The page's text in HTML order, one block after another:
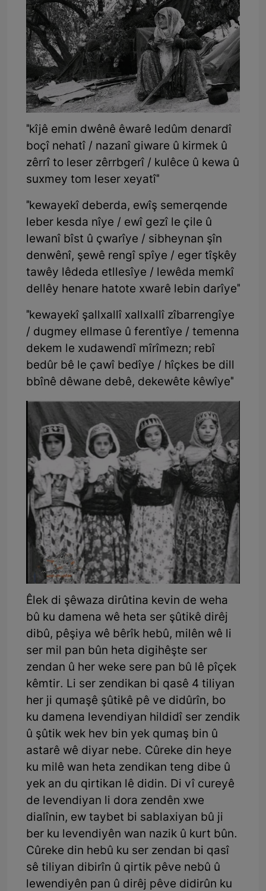
"kîjê emin dwênê êwarê ledûm denardî
boçî nehatî / nazanî giware û kirmek û
zêrrî to leser zêrrbgerî / kulêce û kewa û
suxmey tom leser xeyatî"
"kewayekî deberda, ewîş semerqende
leber kes­da nîye / ewî gezî le çile û
lewanî bîst û çwarîye / sibheynan şîn
denwênî, şewê rengî spîye / eger tîşkêy
tawêy lê­deda etllesîye / lewêda memkî
dellêy henare hatote xwarê lebin darîye"
"kewayekî şall­xallî xall­xallî zîbarrengîye
/ dugmey ellmase û ferentîye / temenna
dekem le xudawendî mîrî­mezn; rebî
bedûr bê le çawî bedîye / hîç­kes be dill
bbînê dêwane debê, dekewête kêwîye"
Êlek di şêwaza dirûtina kevin de weha
bû ku damena wê heta ser şûtikê dirêj
dibû, pêşiya wê bêrîk hebû, milên wê li
ser mil pan bûn heta digihêşte ser
zendan û her weke sere pan bû lê pîçek
kêmtir. Li ser zendikan bi qasê 4 tiliyan
her ji qumaşê şûtikê pê ve didûrîn, bo
ku damena levendiyan hildidî ser zendik
û şûtik wek hev bin yek qumaş bin û
astarê wê diyar nebe. Cûreke din heye
ku milê wan heta zendikan teng dibe û
yek an du qirtikan lê didin. Di vî cureyê
de levendiyan li dora zendên xwe
dialînin, ew taybet bi sablaxiyan bû ji
ber ku levendiyên wan nazik û kurt bûn.
Cûreke din hebû ku ser zendan bi qasî
sê tiliyan dibirîn û qirtik pêve nebû û
lewendiyên pan û dirêj pêve didirûn ku